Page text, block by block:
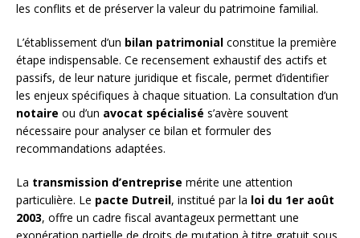
les conflits et de préserver la valeur du patrimoine familial.
L’établissement d’un bilan patrimonial constitue la première
étape indispensable. Ce recensement exhaustif des actifs et
passifs, de leur nature juridique et fiscale, permet d’identifier
les enjeux spécifiques à chaque situation. La consultation d’un
notaire ou d’un avocat spécialisé s’avère souvent
nécessaire pour analyser ce bilan et formuler des
recommandations adaptées.
La transmission d’entreprise mérite une attention
particulière. Le pacte Dutreil, institué par la loi du 1er août
2003, offre un cadre fiscal avantageux permettant une